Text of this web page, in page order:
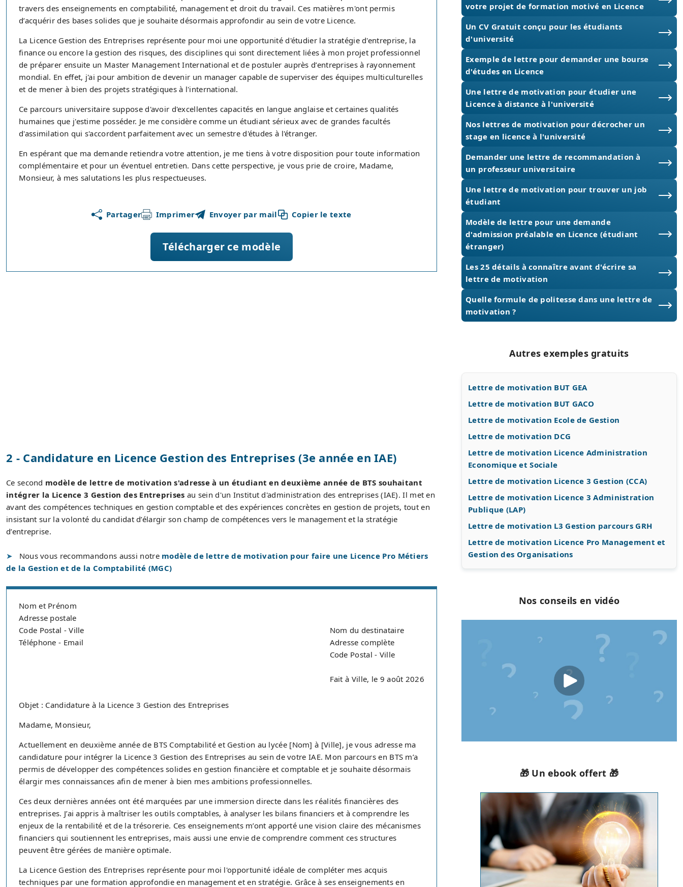
travers des enseignements en comptabilité, management et droit du travail. Ces matières m'ont permis
d’acquérir des bases solides que je souhaite désormais approfondir au sein de votre Licence.
La Licence Gestion des Entreprises représente pour moi une opportunité d'étudier la stratégie d'entreprise, la
finance ou encore la gestion des risques, des disciplines qui sont directement liées à mon projet professionnel
de préparer ensuite un Master Management International et de postuler auprès d’entreprises à rayonnement
mondial. En effet, j'ai pour ambition de devenir un manager capable de superviser des équipes multiculturelles
et de mener à bien des projets stratégiques à l'international.
Ce parcours universitaire suppose d'avoir d'excellentes capacités en langue anglaise et certaines qualités
humaines que j'estime posséder. Je me considère comme un étudiant sérieux avec de grandes facultés
d'assimilation qui s'accordent parfaitement avec un semestre d'études à l'étranger.
En espérant que ma demande retiendra votre attention, je me tiens à votre disposition pour toute information
complémentaire et pour un éventuel entretien. Dans cette perspective, je vous prie de croire, Madame,
Monsieur, à mes salutations les plus respectueuses.
Partager Imprimer Envoyer par mail Copier le texte
Télécharger ce modèle
2 - Candidature en Licence Gestion des Entreprises (3e année en IAE)
Ce second modèle de lettre de motivation s'adresse à un étudiant en deuxième année de BTS souhaitant
intégrer la Licence 3 Gestion des Entreprises au sein d'un Institut d'administration des entreprises (IAE). Il met en
avant des compétences techniques en gestion comptable et des expériences concrètes en gestion de projets, tout en
insistant sur la volonté du candidat d’élargir son champ de compétences vers le management et la stratégie
d’entreprise.
Nous vous recommandons aussi notre modèle de lettre de motivation pour faire une Licence Pro Métiers
de la Gestion et de la Comptabilité (MGC)
Nom et Prénom
Adresse postale
Code Postal - Ville
Téléphone - Email
Nom du destinataire
Adresse complète
Code Postal - Ville
Fait à Ville, le 9 août 2026
Objet : Candidature à la Licence 3 Gestion des Entreprises
Madame, Monsieur,
Actuellement en deuxième année de BTS Comptabilité et Gestion au lycée [Nom] à [Ville], je vous adresse ma
candidature pour intégrer la Licence 3 Gestion des Entreprises au sein de votre IAE. Mon parcours en BTS m’a
permis de développer des compétences solides en gestion financière et comptable et je souhaite désormais
élargir mes connaissances afin de mener à bien mes ambitions professionnelles.
Ces deux dernières années ont été marquées par une immersion directe dans les réalités financières des
entreprises. J’ai appris à maîtriser les outils comptables, à analyser les bilans financiers et à comprendre les
enjeux de la rentabilité et de la trésorerie. Ces enseignements m’ont apporté une vision claire des mécanismes
financiers qui soutiennent les entreprises, mais aussi une envie de comprendre comment ces structures
peuvent être gérées de manière optimale.
La Licence Gestion des Entreprises représente pour moi l'opportunité idéale de compléter mes acquis
techniques par une formation approfondie en management et en stratégie. Grâce à ses enseignements en
votre projet de formation motivé en Licence
Un CV Gratuit conçu pour les étudiants
d'université
Exemple de lettre pour demander une bourse
d'études en Licence
Une lettre de motivation pour étudier une
Licence à distance à l'université
Nos lettres de motivation pour décrocher un
stage en licence à l'université
Demander une lettre de recommandation à
un professeur universitaire
Une lettre de motivation pour trouver un job
étudiant
Modèle de lettre pour une demande
d'admission préalable en Licence (étudiant
étranger)
Les 25 détails à connaître avant d'écrire sa
lettre de motivation
Quelle formule de politesse dans une lettre de
motivation ?
Autres exemples gratuits
Lettre de motivation BUT GEA
Lettre de motivation BUT GACO
Lettre de motivation Ecole de Gestion
Lettre de motivation DCG
Lettre de motivation Licence Administration
Economique et Sociale
Lettre de motivation Licence 3 Gestion (CCA)
Lettre de motivation Licence 3 Administration
Publique (LAP)
Lettre de motivation L3 Gestion parcours GRH
Lettre de motivation Licence Pro Management et
Gestion des Organisations
Nos conseils en vidéo
🎁 Un ebook offert 🎁